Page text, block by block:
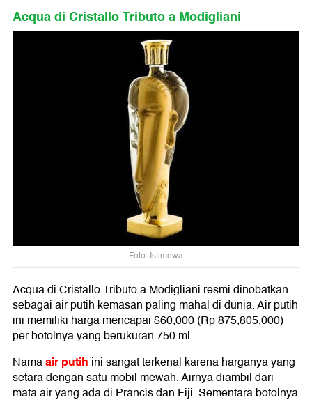
Acqua di Cristallo Tributo a Modigliani
Foto: Istimewa
Acqua di Cristallo Tributo a Modigliani resmi dinobatkan
sebagai air putih kemasan paling mahal di dunia. Air putih
ini memiliki harga mencapai $60,000 (Rp 875,805,000)
per botolnya yang berukuran 750 ml.
Namaair putih ini sangat terkenal karena harganya yang
setara dengan satu mobil mewah. Airnya diambil dari
mata air yang ada di Prancis dan Fiji. Sementara botolnya